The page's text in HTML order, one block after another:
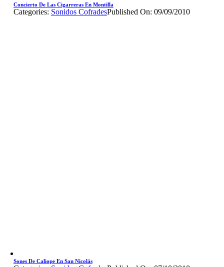
Concierto De Las Cigarreras En Montilla
Categories: Sonidos CofradesPublished On: 09/09/2010
Sones De Caliope En San Nicolás